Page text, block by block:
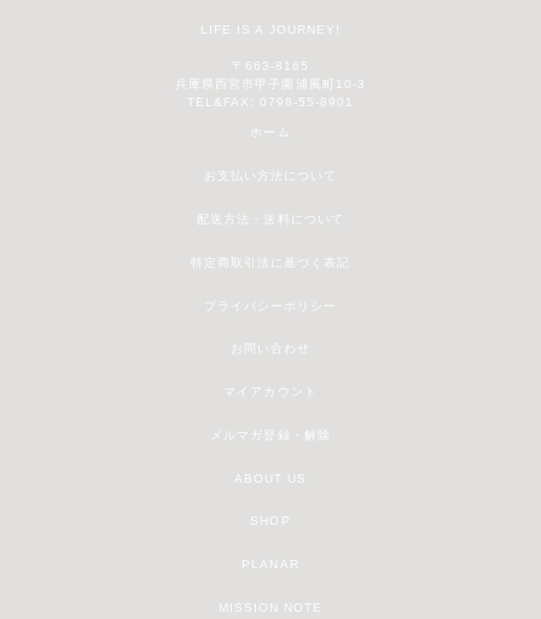
LIFE IS A JOURNEY!
〒663-8165
兵庫県西宮市甲子園浦風町10-3
TEL&FAX: 0798-55-8901
ホーム
お支払い方法について
配送方法・送料について
特定商取引法に基づく表記
プライバシーポリシー
お問い合わせ
マイアカウント
メルマガ登録・解除
ABOUT US
SHOP
PLANAR
MISSION NOTE